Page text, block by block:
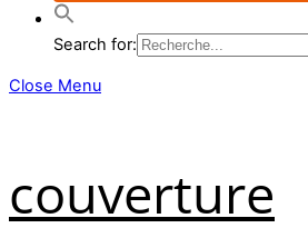
Search for:
Close Menu
couverture